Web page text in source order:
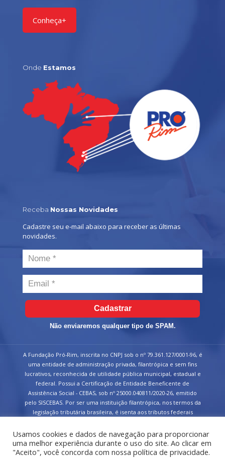
Conheça+
Onde Estamos
Receba Nossas Novidades
Cadastre seu e-mail abaixo para receber as últimas
novidades.
Cadastrar
Não enviaremos qualquer tipo de SPAM.
A Fundação Pró-Rim, inscrita no CNPJ sob o nº 79.361.127/0001-96, é
uma entidade de administração privada, filantrópica e sem fins
lucrativos, reconhecida de utilidade pública municipal, estadual e
federal. Possui a Certificação de Entidade Beneficente de
Assistência Social - CEBAS, sob nº 25000.040811/2020-26, emitido
pelo SISCEBAS. Por ser uma instituição filantrópica, nos termos da
legislação tributária brasileira, é isenta aos tributos federais
Usamos cookies e dados de navegação para proporcionar
uma melhor experiência durante o uso do site. Ao clicar em
"Aceito", você concorda com nossa política de privacidade.